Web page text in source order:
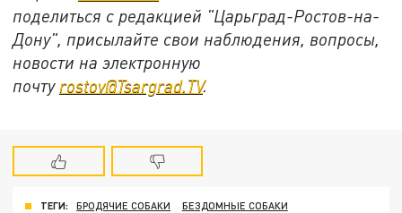
поделиться с редакцией "Царьград-Ростов-на-
Дону", присылайте свои наблюдения, вопросы,
новости на электронную
почту rostov@Tsargrad.ТV.
ТЕГИ: БРОДЯЧИЕ СОБАКИ
БЕЗДОМНЫЕ СОБАКИ